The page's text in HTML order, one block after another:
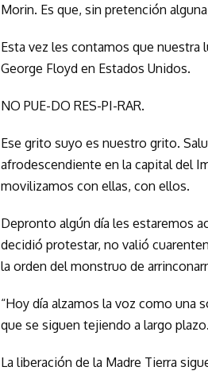
Morin. Es que, sin pretención
Esta vez les contamos que nuestra
George Floyd en Estados Unidos.
NO PUE-DO RES-PI-RAR.
Ese grito suyo es nuestro grito.
afrodescendiente en la capital del
movilizamos con ellas, con ellos.
Depronto algún día les estaremos
decidió protestar, no valió
la orden del monstruo de
“Hoy día alzamos la voz como una
que se siguen tejiendo a largo plazo.
La liberación de la Madre Tierra